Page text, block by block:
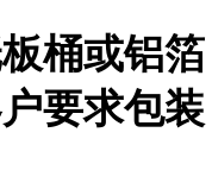
桶或铝箔
要求包装